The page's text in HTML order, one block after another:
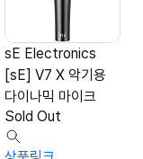
sE Electronics
[sE] V7 X 악기용
다이나믹 마이크
Sold Out